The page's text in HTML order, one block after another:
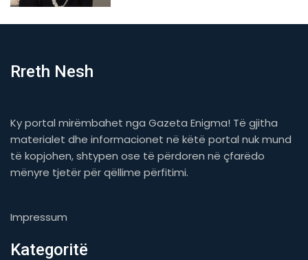
Rreth Nesh
Ky portal mirëmbahet nga Gazeta Enigma! Të gjitha
materialet dhe informacionet në këtë portal nuk mund
të kopjohen, shtypen ose të përdoren në çfarëdo
mënyre tjetër për qëllime përfitimi.
Impressum
Kategoritë